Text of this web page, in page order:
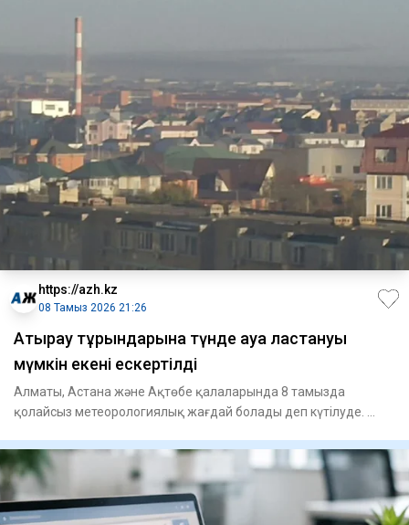
https://azh.kz
08 Тамыз 2026 21:26
Атырау тұрғындарына түнде ауа ластануы
мүмкін екені ескертілді
Алматы, Астана және Ақтөбе қалаларында 8 тамызда
қолайсыз метеорологиялық жағдай болады деп күтілуде.